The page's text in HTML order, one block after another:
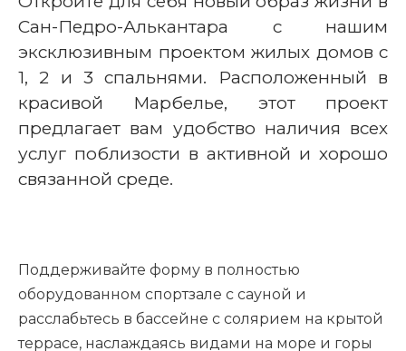
Сан-Педро-Алькантара с нашим
эксклюзивным проектом жилых домов с
1, 2 и 3 спальнями. Расположенный в
красивой Марбелье, этот проект
предлагает вам удобство наличия всех
услуг поблизости в активной и хорошо
связанной среде.
Поддерживайте форму в полностью
оборудованном спортзале с сауной и
расслабьтесь в бассейне с солярием на крытой
террасе, наслаждаясь видами на море и горы